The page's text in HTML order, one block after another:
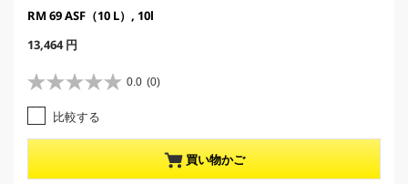
RM 69 ASF（10 L）, 10l
C
r
r
e
n
t
p
r
13,464 円
0.0 (0)
星
0
.
0
5
比較する
買い物かご